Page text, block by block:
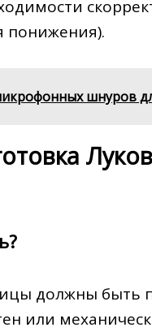
понижения).
шнуров
должны быть
или